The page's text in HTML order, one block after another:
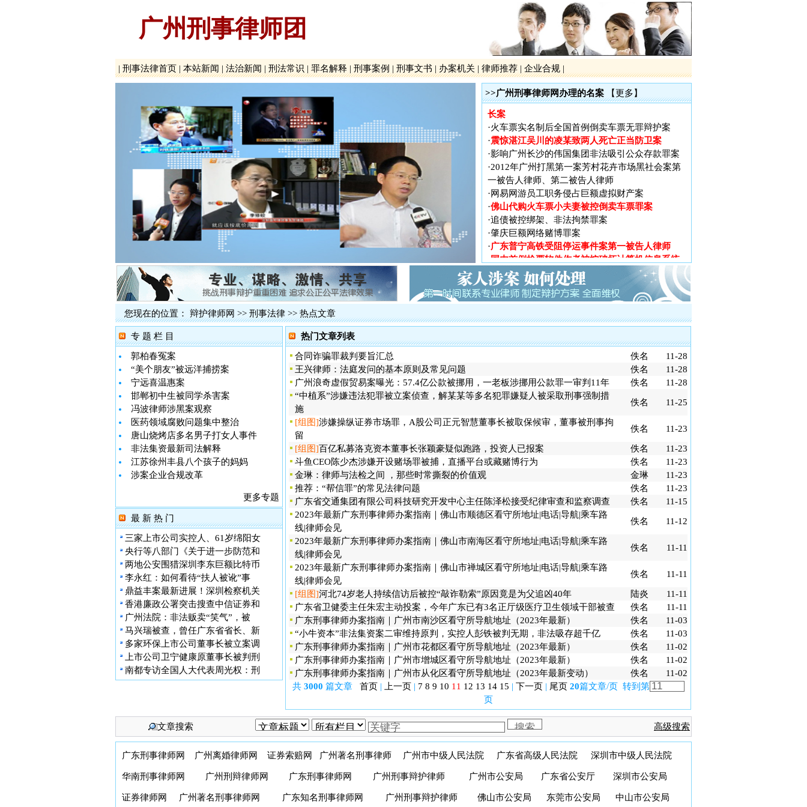
广州刑事律师团
| 刑事法律首页 | 本站新闻 | 法治新闻 | 刑法常识 | 罪名解释 | 刑事案例 | 刑事文书 | 办案机关 | 律师推荐 | 企业合规 |
>>广州刑事律师网办理的名案 【更多】
广东普宁高铁受阻停运事件案第一被告人律师
国内首例抢票软件作者被控破坏计算机信息系统
罪案
·广州新中国大厦（十三行）特大非法集资罪案
·贵州贵阳打黑第一案黎庆洪被黑社会案
·广泛报道、电视台大讨论的大学生李宗熙杀害厂
长案
火车票实名制后全国首例倒卖车票无罪辩护案
震惊湛江吴川的凌某致两人死亡正当防卫案
影响广州长沙的伟国集团非法吸引公众存款罪案
2012年广州打黑第一案芳村花卉市场黑社会案第
一被告人律师、第二被告人律师
网易网游员工职务侵占巨额虚拟财产案
佛山代购火车票小夫妻被控倒卖车票罪案
追债被控绑架、非法拘禁罪案
肇庆巨额网络赌博罪案
广东普宁高铁受阻停运事件案第一被告人律师
国内首例抢票软件作者被控破坏计算机信息系统
罪案
·广州新中国大厦（十三行）特大非法集资罪案
·贵州贵阳打黑第一案黎庆洪被黑社会案
长案
·震惊湛江吴川的凌某致两人死亡正当防卫案
影响广州长沙的伟国集团非法吸引公众存款罪案
2012年广州打黑第一案芳村花卉市场黑社会案第
一被告人律师、第二被告人律师
·网易网游员工职务侵占巨额虚拟财产案
·追债被控绑架、非法拘禁罪案
您现在的位置： 辩护律师网 >> 刑事法律 >> 热点文章
专 题 栏 目
郭柏春冤案
“美个朋友”被远洋捕捞案
宁远喜温惠案
邯郸初中生被同学杀害案
冯波律师涉黑案观察
医药领域腐败问题集中整治
唐山烧烤店多名男子打女人事件
非法集资最新司法解释
江苏徐州丰县八个孩子的妈妈
涉案企业合规改革
更多专题
最 新 热 门
三家上市公司实控人、61岁绵阳女
央行等八部门《关于进一步防范和
两地公安围猎深圳李东巨额比特币
李永红：如何看待“扶人被讹”事
鼎益丰案最新进展！深圳检察机关
香港廉政公署突击搜查中信证券和
广州法院：非法贩卖“笑气”，被
马兴瑞被查，曾任广东省省长、新
多家环保上市公司董事长被立案调
上市公司卫宁健康原董事长被判刑
南都专访全国人大代表周光权：刑
热门文章列表
合同诈骗罪裁判要旨汇总 佚名
11-28
王兴律师：法庭发问的基本原则及常见问题
佚名
11-28
广州浪奇虚假贸易案曝光：57.4亿公款被挪用，一老板涉挪用公款罪一审判11年
佚名
11-28
“中植系”涉嫌违法犯罪被立案侦查，解某某等多名犯罪嫌疑人被采取刑事强制措
施
佚名 11-25
[组图]涉嫌操纵证券市场罪，A股公司正元智慧董事长被取保候审，董事被刑事拘
留
佚名 11-23
[组图]百亿私募洛克资本董事长张颖豪疑似跑路，投资人已报案 佚名
11-23
斗鱼CEO陈少杰涉嫌开设赌场罪被捕，直播平台或藏赌博行为
佚名
11-23
金琳：律师与法检之间 ，那些时常撕裂的价值观
金琳
11-23
推荐：“帮信罪”的常见法律问题
佚名
11-23
广东省交通集团有限公司科技研究开发中心主任陈泽松接受纪律审查和监察调查
佚名
11-15
2023年最新广东刑事律师办案指南｜佛山市顺德区看守所地址|电话|导航|乘车路
线|律师会见
佚名 11-12
2023年最新广东刑事律师办案指南｜佛山市南海区看守所地址|电话|导航|乘车路
线|律师会见
佚名 11-11
2023年最新广东刑事律师办案指南｜佛山市禅城区看守所地址|电话|导航|乘车路
线|律师会见
佚名 11-11
[组图]河北74岁老人持续信访后被控“敲诈勒索”原因竟是为父追凶40年 陆炎
11-11
广东省卫健委主任朱宏主动投案，今年广东已有3名正厅级医疗卫生领域干部被查
佚名
11-11
广东刑事律师办案指南｜广州市南沙区看守所导航地址（2023年最新）
佚名
11-03
“小牛资本”非法集资案二审维持原判，实控人彭铁被判无期，非法吸存超千亿
佚名
11-03
广东刑事律师办案指南｜广州市花都区看守所导航地址（2023年最新）
佚名
11-02
广东刑事律师办案指南｜广州市增城区看守所导航地址（2023年最新）
佚名
11-02
广东刑事律师办案指南｜广州市从化区看守所导航地址（2023年最新变动）
佚名
11-02
共 3000 篇文章 首页| 上一页| 7 8 9 10 11 12 13 14 15 | 下一页| 尾页 20篇文章/页 转到第
页
文章搜索 高级搜索
广东刑事律师网 广州离婚律师网 证券索赔网 广州著名刑事律师 广州市中级人民法院 广东省高级人民法院 深圳市中级人民法院
华南刑事律师网 广州刑辩律师网 广东刑事律师网 广州刑事辩护律师 广州市公安局 广东省公安厅 深圳市公安局
证券律师网 广州著名刑事律师网 广东知名刑事律师网 广州刑事辩护律师 佛山市公安局 东莞市公安局 中山市公安局